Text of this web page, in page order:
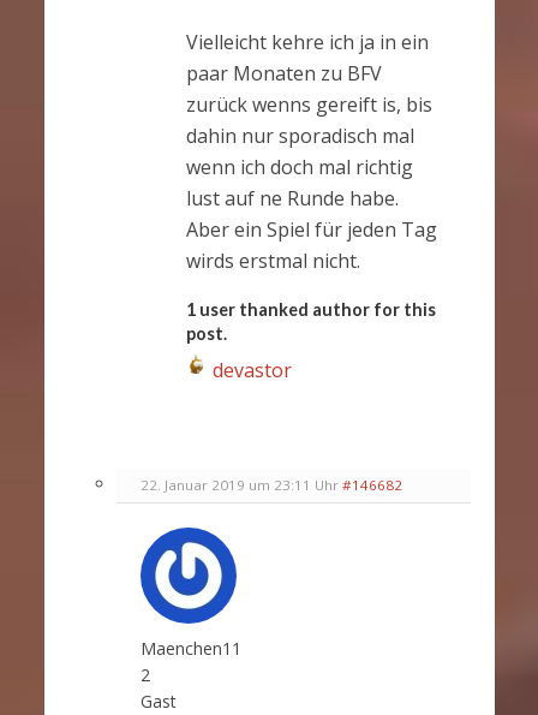
Vielleicht kehre ich ja in ein
paar Monaten zu BFV
zurück wenns gereift is, bis
dahin nur sporadisch mal
wenn ich doch mal richtig
lust auf ne Runde habe.
Aber ein Spiel für jeden Tag
wirds erstmal nicht.
1 user thanked author for this
post.
devastor
22. Januar 2019 um 23:11 Uhr #146682
Maenchen11
2
Gast